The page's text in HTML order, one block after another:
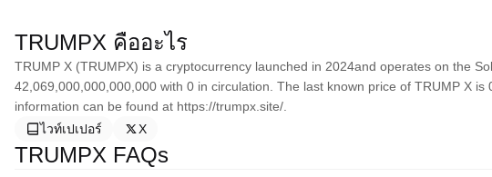
TRUMPX คืออะไร
TRUMP X (TRUMPX) is a cryptocurrency launched in 2024and operates on the
42,069,000,000,000,000 with 0 in circulation. The last known price of TRUMP X
information can be found at https://trumpx.site/.
ไวท์เปเปอร์
X
TRUMPX FAQs